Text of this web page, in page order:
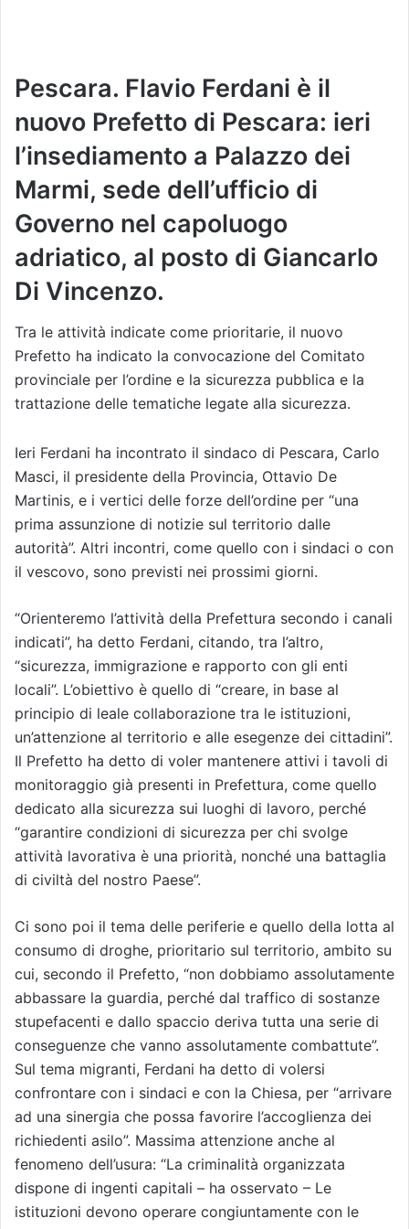
Pescara. Flavio Ferdani è il
nuovo Prefetto di Pescara: ieri
l’insediamento a Palazzo dei
Marmi, sede dell’ufficio di
Governo nel capoluogo
adriatico, al posto di Giancarlo
Di Vincenzo.
Tra le attività indicate come prioritarie, il nuovo
Prefetto ha indicato la convocazione del Comitato
provinciale per l’ordine e la sicurezza pubblica e la
trattazione delle tematiche legate alla sicurezza.
Ieri Ferdani ha incontrato il sindaco di Pescara, Carlo
Masci, il presidente della Provincia, Ottavio De
Martinis, e i vertici delle forze dell’ordine per “una
prima assunzione di notizie sul territorio dalle
autorità”. Altri incontri, come quello con i sindaci o con
il vescovo, sono previsti nei prossimi giorni.
“Orienteremo l’attività della Prefettura secondo i canali
indicati”, ha detto Ferdani, citando, tra l’altro,
“sicurezza, immigrazione e rapporto con gli enti
locali”. L’obiettivo è quello di “creare, in base al
principio di leale collaborazione tra le istituzioni,
un’attenzione al territorio e alle esegenze dei cittadini”.
Il Prefetto ha detto di voler mantenere attivi i tavoli di
monitoraggio già presenti in Prefettura, come quello
dedicato alla sicurezza sui luoghi di lavoro, perché
“garantire condizioni di sicurezza per chi svolge
attività lavorativa è una priorità, nonché una battaglia
di civiltà del nostro Paese”.
Ci sono poi il tema delle periferie e quello della lotta al
consumo di droghe, prioritario sul territorio, ambito su
cui, secondo il Prefetto, “non dobbiamo assolutamente
abbassare la guardia, perché dal traffico di sostanze
stupefacenti e dallo spaccio deriva tutta una serie di
conseguenze che vanno assolutamente combattute”.
Sul tema migranti, Ferdani ha detto di volersi
confrontare con i sindaci e con la Chiesa, per “arrivare
ad una sinergia che possa favorire l’accoglienza dei
richiedenti asilo”. Massima attenzione anche al
fenomeno dell’usura: “La criminalità organizzata
dispone di ingenti capitali – ha osservato – Le
istituzioni devono operare congiuntamente con le